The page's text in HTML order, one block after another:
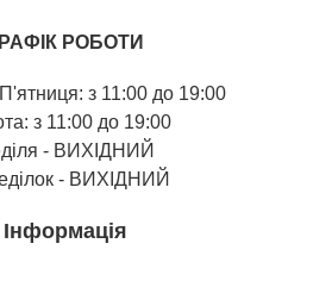
РОБОТИ
з 11:00 до 19:00
з 11:00 до 19:00
- ВИХІДНИЙ
- ВИХІДНИЙ
Інформація